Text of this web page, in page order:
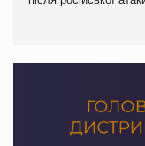
Сергій Лісунов про